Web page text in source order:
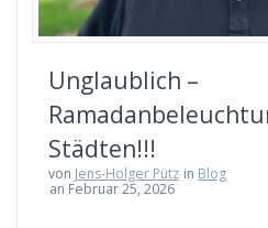
Unglaublich –
Städten!!!
von Jens-Holger Pütz in Blog
an Februar 25, 2026